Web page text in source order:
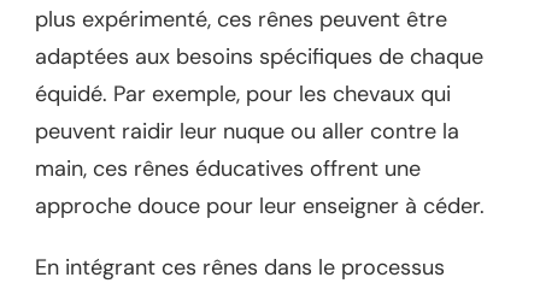
plus expérimenté, ces rênes peuvent être
adaptées aux besoins spécifiques de chaque
équidé. Par exemple, pour les chevaux qui
peuvent raidir leur nuque ou aller contre la
main, ces rênes éducatives offrent une
approche douce pour leur enseigner à céder.
En intégrant ces rênes dans le processus